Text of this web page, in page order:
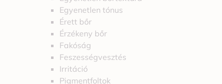
Egyenetlen tónus
Érett bőr
Érzékeny bőr
Fakóság
Feszességvesztés
Irritáció
Pigmentfoltok